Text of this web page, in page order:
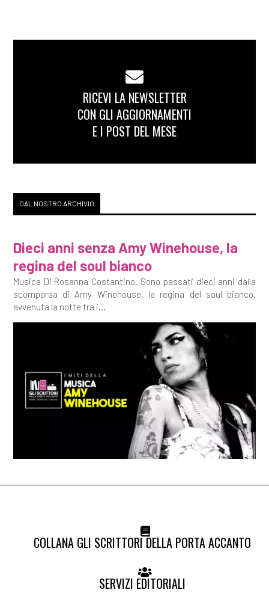
RICEVI LA NEWSLETTER
CON GLI AGGIORNAMENTI
E I POST DEL MESE
DAL NOSTRO ARCHIVIO
Dieci anni senza Amy Winehouse, la
regina del soul bianco
Musica Di Rosanna Costantino. Sono passati dieci anni dalla
scomparsa di Amy Winehouse, la regina del soul bianco,
avvenuta la notte tra i...
COLLANA GLI SCRITTORI DELLA PORTA ACCANTO
SERVIZI EDITORIALI